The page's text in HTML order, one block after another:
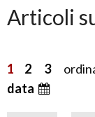
Articoli
1 2 3ordina
data